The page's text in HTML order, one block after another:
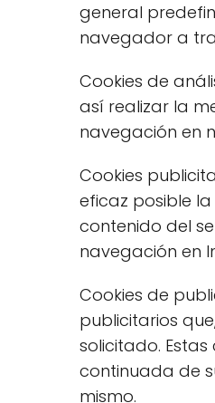
general
navegador a
Cookies de
así realizar la
navegación en
Cookies
eficaz posible
contenido del
navegación en
Cookies de
publicitarios
solicitado.
continuada de
mismo.